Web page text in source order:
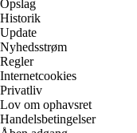
Opslag
Historik
Update
Nyhedsstrøm
Regler
Internetcookies
Privatliv
Lov om ophavsret
Handelsbetingelser